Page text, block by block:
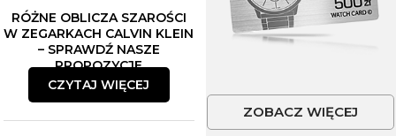
RÓŻNE OBLICZA SZAROŚCI
W ZEGARKACH CALVIN KLEIN
– SPRAWDŹ NASZE
PROPOZYCJE
CZYTAJ WIĘCEJ
ZOBACZ WIĘCEJ